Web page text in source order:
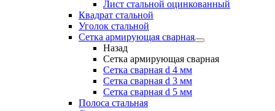
Лист стальной оцинкованный
Квадрат стальной
Уголок стальной
Сетка армирующая сварная
Назад
Сетка армирующая сварная
Сетка сварная d 4 мм
Сетка сварная d 3 мм
Сетка сварная d 5 мм
Полоса стальная